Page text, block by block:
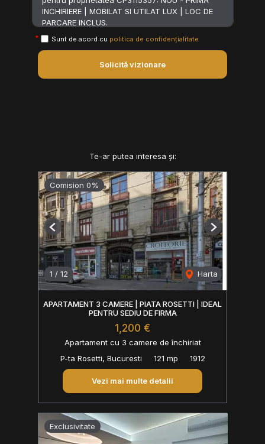
Sunt de acord cu politica de confidențialitate
Solicită vizionare
Te-ar putea interesa și:
Comision 0%
1 / 12 Harta
Previous Next
APARTAMENT 3 CAMERE | PIATA ROSETTI | IDEAL
PENTRU SEDIU DE FIRMA
1,200 €
Apartament cu 3 camere de închiriat
P-ta Rosetti, Bucuresti
121 mp 1912
Vezi mai multe detalii
Exclusivitate